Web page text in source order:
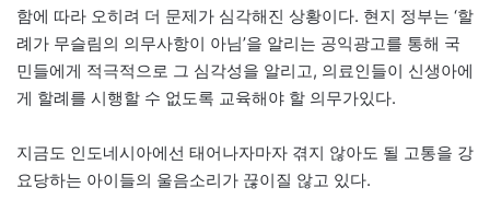
함에 따라 오히려 더 문제가 심각해진 상황이다. 현지 정부는 ‘할
례가 무슬림의 의무사항이 아님’을 알리는 공익광고를 통해 국
민들에게 적극적으로 그 심각성을 알리고, 의료인들이 신생아에
게 할례를 시행할 수 없도록 교육해야 할 의무가있다.
지금도 인도네시아에선 태어나자마자 겪지 않아도 될 고통을 강
요당하는 아이들의 울음소리가 끊이질 않고 있다.